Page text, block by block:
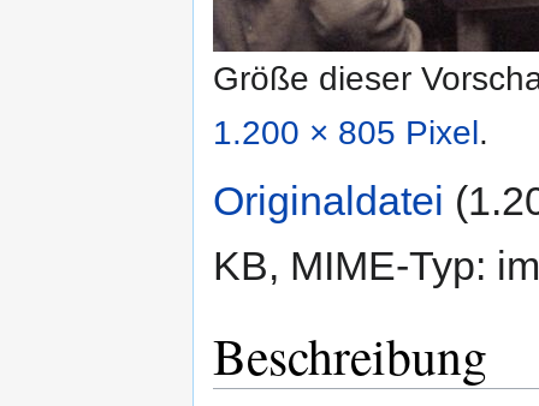
Größe dieser
1.200 × 805 Pixel.
Originaldatei
KB, MIME-Typ:
Beschreibung